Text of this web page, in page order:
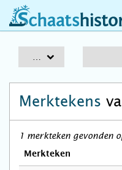
schaatshistorie.nl
Merktekens
1 merkteken gevonden
Merkteken